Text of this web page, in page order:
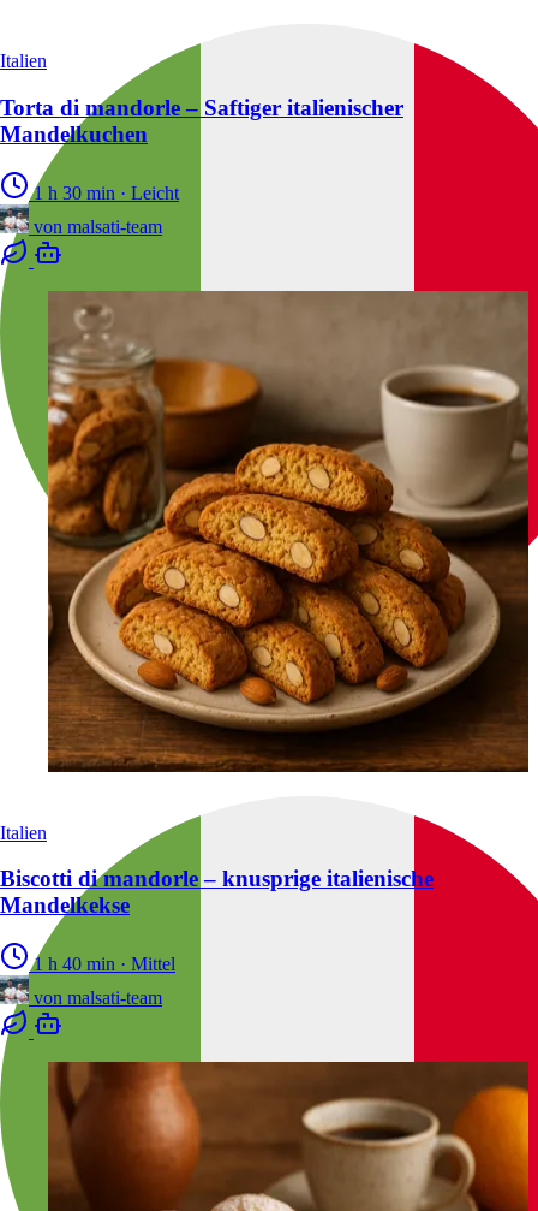
Italien
Torta di mandorle – Saftiger italienischer
Mandelkuchen
1 h 30 min · Leicht
von malsati-team
Italien
Biscotti di mandorle – knusprige italienische
Mandelkekse
1 h 40 min · Mittel
von malsati-team